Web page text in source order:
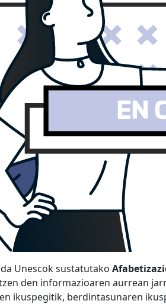
Unescok sustatutako
den informazioaren aurrean
ikuspegitik, berdintasunaren